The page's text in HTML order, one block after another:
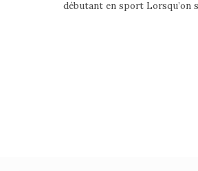
débutant en sport Lorsqu’on